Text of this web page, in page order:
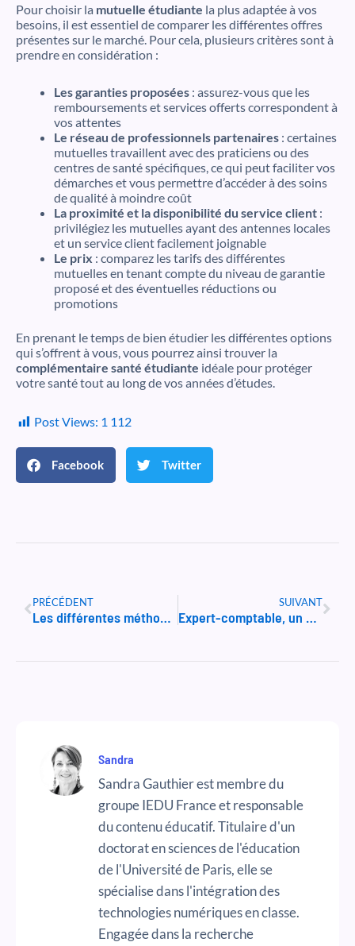
Pour choisir la mutuelle étudiante la plus adaptée à vos
besoins, il est essentiel de comparer les différentes offres
présentes sur le marché. Pour cela, plusieurs critères sont à
prendre en considération :
Les garanties proposées : assurez-vous que les
remboursements et services offerts correspondent à
vos attentes
Le réseau de professionnels partenaires : certaines
mutuelles travaillent avec des praticiens ou des
centres de santé spécifiques, ce qui peut faciliter vos
démarches et vous permettre d’accéder à des soins
de qualité à moindre coût
La proximité et la disponibilité du service client :
privilégiez les mutuelles ayant des antennes locales
et un service client facilement joignable
Le prix : comparez les tarifs des différentes
mutuelles en tenant compte du niveau de garantie
proposé et des éventuelles réductions ou
promotions
En prenant le temps de bien étudier les différentes options
qui s’offrent à vous, vous pourrez ainsi trouver la
complémentaire santé étudiante idéale pour protéger
votre santé tout au long de vos années d’études.
Post Views: 1 112
Facebook Twitter
Précédent
PRÉCÉDENT
Les différentes méthodes de soutien scolaire : avantages et coûts
SUIVANT
Expert-comptable, un métier d’avenir ?
Sandra
Sandra Gauthier est membre du
groupe IEDU France et responsable
du contenu éducatif. Titulaire d'un
doctorat en sciences de l'éducation
de l'Université de Paris, elle se
spécialise dans l'intégration des
technologies numériques en classe.
Engagée dans la recherche